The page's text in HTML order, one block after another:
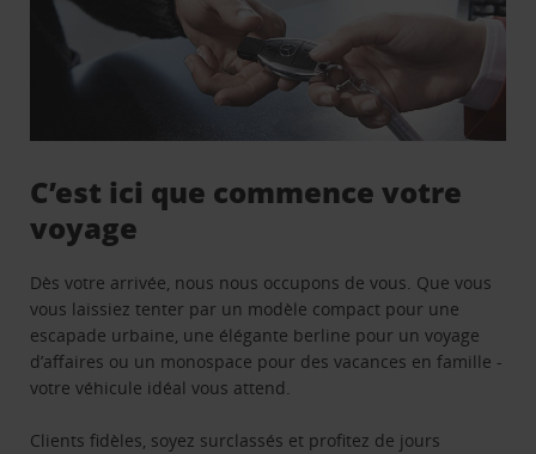
C’est ici que commence votre
voyage
Dès votre arrivée, nous nous occupons de vous. Que vous
vous laissiez tenter par un modèle compact pour une
escapade urbaine, une élégante berline pour un voyage
d’affaires ou un monospace pour des vacances en famille -
votre véhicule idéal vous attend.
Clients fidèles, soyez surclassés et profitez de jours